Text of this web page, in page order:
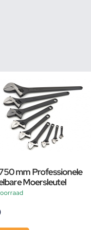
mm Professionele
Moersleutel